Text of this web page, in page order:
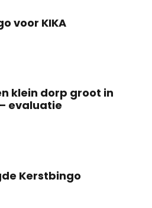
voor KIKA
klein dorp groot in
evaluatie
Kerstbingo